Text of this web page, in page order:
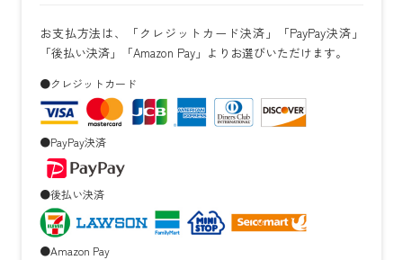
お支払方法は、「クレジットカード決済」「PayPay決済」
「後払い決済」「Amazon Pay」よりお選びいただけます。
●クレジットカード
●PayPay決済
●後払い決済
●Amazon Pay